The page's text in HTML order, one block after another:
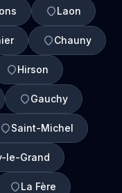
Laon
Chauny
Hirson
Gauchy
Saint-Michel
le-Grand
La Fère